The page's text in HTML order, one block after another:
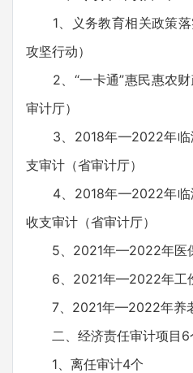
1、义务教育相关政策落
攻坚行动）
2、“一卡通”惠民惠农财
审计厅）
3、2018年—2022年临
支审计（省审计厅）
4、2018年—2022年临
收支审计（省审计厅）
5、2021年—2022年医
6、2021年—2022年工
7、2021年—2022年养
二、经济责任审计项目6
1、离任审计4个